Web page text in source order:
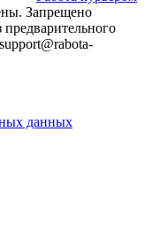
Запрещено
данных